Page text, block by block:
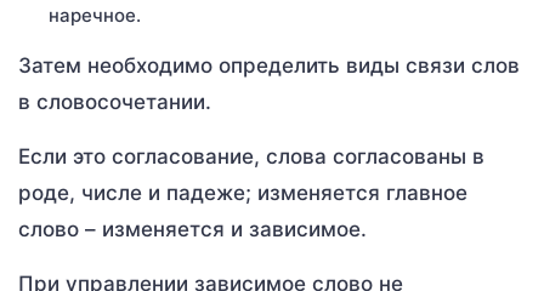
наречное.
Затем необходимо определить виды связи слов
в словосочетании.
Если это согласование, слова согласованы в
роде, числе и падеже; изменяется главное
слово – изменяется и зависимое.
При управлении зависимое слово не